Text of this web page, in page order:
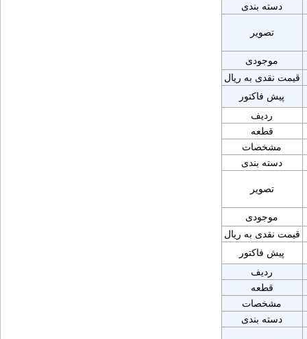
دسته بندی
تصویر
موجودی
قیمت نقدی به ریال
پیش فاکتور
ردیف
قطعه
مشخصات
دسته بندی
تصویر
موجودی
قیمت نقدی به ریال
پیش فاکتور
ردیف
قطعه
مشخصات
دسته بندی